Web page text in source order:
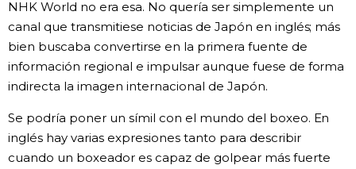
NHK World no era esa. No quería ser simplemente un
canal que transmitiese noticias de Japón en inglés; más
bien buscaba convertirse en la primera fuente de
información regional e impulsar aunque fuese de forma
indirecta la imagen internacional de Japón.
Se podría poner un símil con el mundo del boxeo. En
inglés hay varias expresiones tanto para describir
cuando un boxeador es capaz de golpear más fuerte